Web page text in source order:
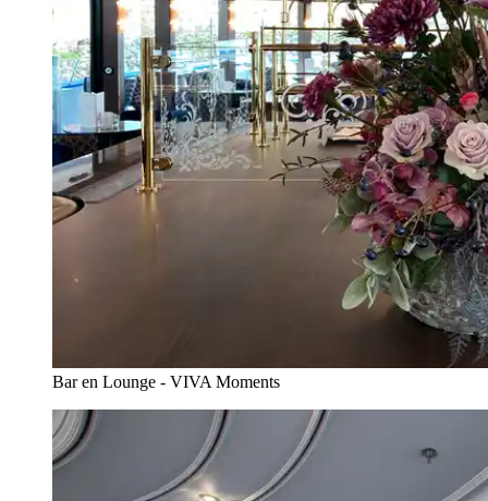
Bar en Lounge - VIVA Moments